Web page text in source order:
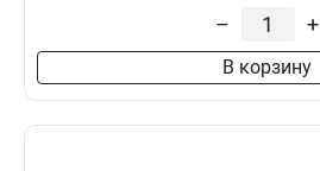
– +
В корзину